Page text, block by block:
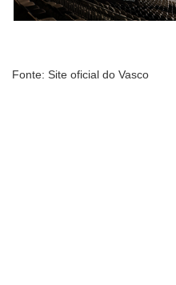
Fonte: Site oficial do Vasco